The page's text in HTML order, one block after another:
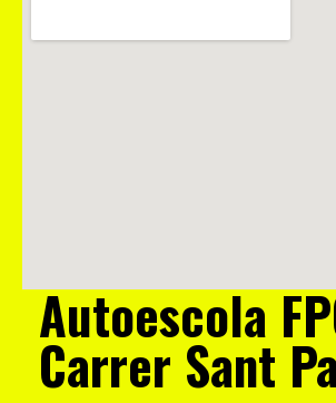
Autoescola
Carrer Sant